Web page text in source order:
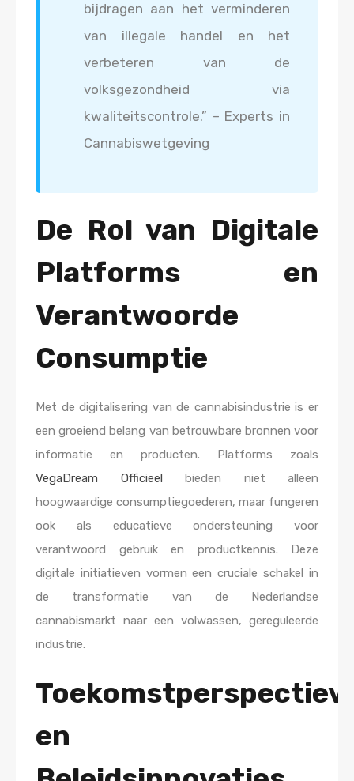
bijdragen aan het verminderen
van illegale handel en het
verbeteren van de
volksgezondheid via
kwaliteitscontrole.” – Experts in
Cannabiswetgeving
De Rol van Digitale
Platforms en
Verantwoorde
Consumptie
Met de digitalisering van de cannabisindustrie is er
een groeiend belang van betrouwbare bronnen voor
informatie en producten. Platforms zoals
VegaDream Officieelbieden niet alleen
hoogwaardige consumptiegoederen, maar fungeren
ook als educatieve ondersteuning voor
verantwoord gebruik en productkennis. Deze
digitale initiatieven vormen een cruciale schakel in
de transformatie van de Nederlandse
cannabismarkt naar een volwassen, gereguleerde
industrie.
en